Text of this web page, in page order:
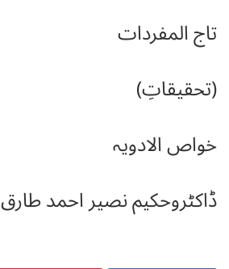
تاج المفردات
(تحقیقاتِ)
خواص الادویہ
ڈاکٹروحکیم نصیر احمد طارق